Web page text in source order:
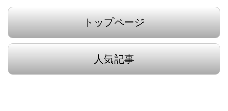
トップページ
人気記事